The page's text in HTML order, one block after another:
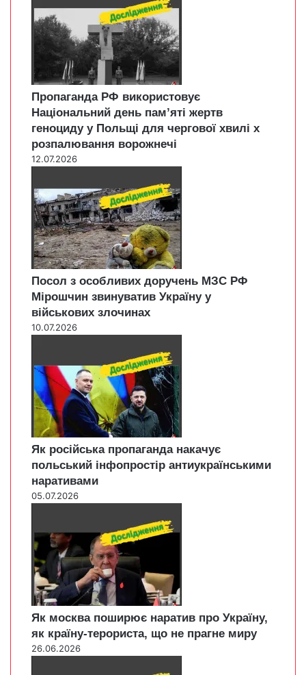
Пропаганда РФ використовує
Національний день пам’яті жертв
геноциду у Польщі для чергової хвилі х
розпалювання ворожнечі
12.07.2026
Посол з особливих доручень МЗС РФ
Мірошчин звинуватив Україну у
військових злочинах
10.07.2026
Як російська пропаганда накачує
польський інфопростір антиукраїнськими
наративами
05.07.2026
Як москва поширює наратив про Україну,
як країну-терориста, що не прагне миру
26.06.2026